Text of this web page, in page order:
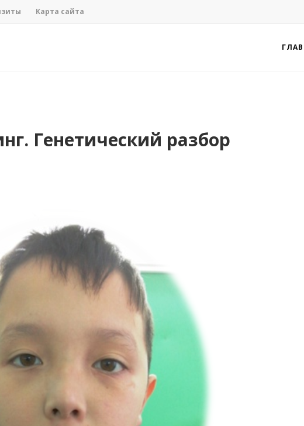
Карта сайта
Генетический разбор